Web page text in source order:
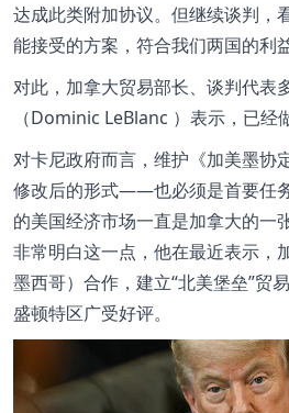
达成此类附加协议。但继续谈判，
能接受的方案，符合我们两国的利益
对此，加拿大贸易部长、谈判代表
（Dominic LeBlanc ）表示，已经
对卡尼政府而言，维护《加美墨
修改后的形式——也必须是首要任
的美国经济市场一直是加拿大的一
非常明白这一点，他在最近表示，
墨西哥）合作，建立 北美堡垒 贸
盛顿特区广受好评。